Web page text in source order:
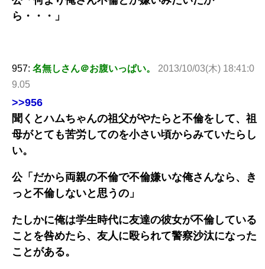
ら・・・」
957: 名無しさん＠お腹いっぱい。
2013/10/03(木) 18:41:0
9.05
>>956
聞くとハムちゃんの祖父がやたらと不倫をして、祖
母がとても苦労してのを小さい頃からみていたらし
い。
公「だから両親の不倫で不倫嫌いな俺さんなら、き
っと不倫しないと思うの」
たしかに俺は学生時代に友達の彼女が不倫している
ことを咎めたら、友人に殴られて警察沙汰になった
ことがある。